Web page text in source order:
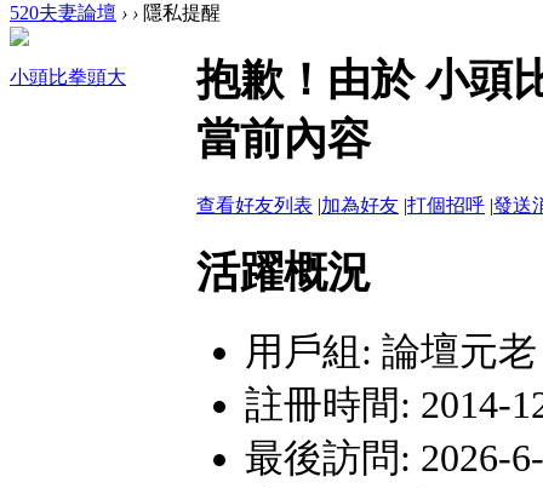
網路詐騙多﹗會員遇見詐騙行為
嚴禁假聯誼之名斂財詐騙或性交
520夫妻論壇 › › 隱私提醒
小頭比拳頭大
抱歉！由於 小頭
當前內容
查看好友列表 |加為好友 |打個招呼 |發送
活躍概況
用戶組: 論壇元老
註冊時間: 2014-
最後訪問: 2026-